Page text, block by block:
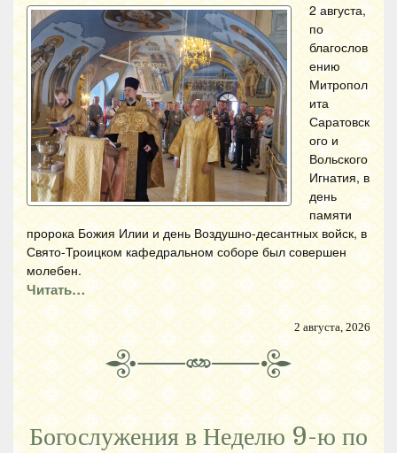
2 августа,
по
благослов
ению
Митропол
ита
Саратовск
ого и
Вольского
Игнатия, в
день
памяти
пророка Божия Илии и день Воздушно-десантных войск, в
Свято-Троицком кафедральном соборе был совершен
молебен.
Читать…
2 августа, 2026
Богослужения в Неделю 9-ю по